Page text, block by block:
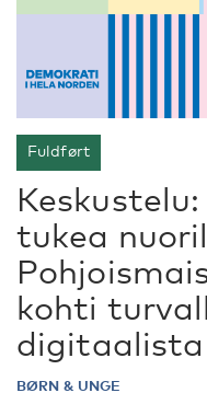
Fuldført
tukea
kohti
BØRN & UNGE